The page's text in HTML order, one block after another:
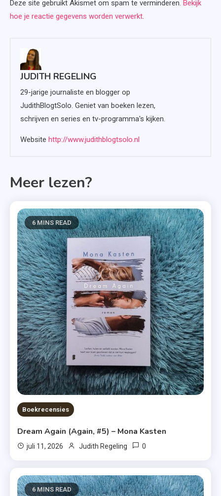
Deze site gebruikt Akismet om spam te verminderen. Bekijk
hoe je reactie gegevens worden verwerkt.
JUDITH REGELING
29-jarige journaliste en blogger op
JudithBlogtSolo. Geniet van boeken lezen,
schrijven en series en tv-programma's kijken.
Website http://www.judithblogtsolo.nl
Meer lezen?
6 MINS READ
Boekrecensies
Dream Again (Again, #5) – Mona Kasten
juli 11, 2026 Judith Regeling 0
6 MINS READ